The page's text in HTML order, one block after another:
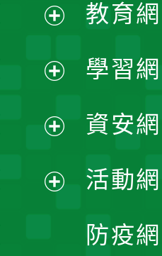
選
單
開
選
單
開
選
單
開
選
開
教育
學習
資安
活動
防疫